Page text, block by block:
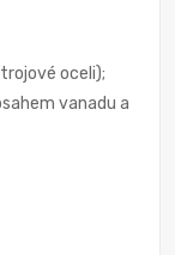
oceli);
vanadu a